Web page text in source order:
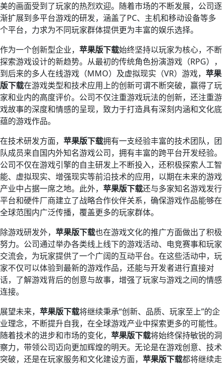
美的画面受到了玩家的热烈欢迎。随着市场的不断发展，公司逐
渐扩展到多平台游戏的研发，涵盖了PC、主机和移动设备等多
个平台，力求为不同玩家群体提供更为丰富的娱乐选择。
作为一个创新型企业， 苹果版下载始终坚持以玩家为核心，不断
探索游戏设计的新趋势。从最初的传统角色扮演游戏（RPG），
到后来的多人在线游戏（MMO）及虚拟现实（VR）游戏， 苹果
版下载在游戏类型和技术应用上的创新可谓不断突破，赢得了玩
家和业内的高度评价。公司不仅注重游戏玩法的创新，还注重游
戏故事的深度和情感的呈现，致力于打造具有深刻内涵和文化底
蕴的游戏作品。
在技术研发方面， 苹果版下载拥有一支经验丰富的技术团队，团
队成员来自国内外知名游戏公司，拥有丰富的跨平台开发经验。
公司不仅在游戏引擎的自主研发上不断投入，还积极探索人工智
能、虚拟现实、增强现实等前沿技术的应用，以期在未来的游戏
产业中占据一席之地。此外， 苹果版下载还与多家知名游戏发行
平台和硬件厂商建立了战略合作伙伴关系，确保游戏作品能够在
全球范围内广泛传播，覆盖更多的玩家群体。
除游戏研发外， 苹果版下载也在游戏文化的推广方面做出了积极
努力。公司通过举办各类线上线下的游戏活动、电竞赛事和玩家
交流会，为玩家提供了一个广阔的互动平台。在这些活动中，玩
家不仅可以体验到最新的游戏作品，还能与开发者进行直接对
话，了解游戏背后的创意与故事，增强了玩家与游戏之间的情感
连接。
展望未来， 苹果版下载将继续秉承“创新、品质、玩家至上”的企
业理念，不断提升自我，在全球游戏产业中探索更多的可能性。
随着技术的进步和市场的变化， 苹果版下载将始终保持敏锐的洞
察力，带领公司迈向更加辉煌的明天。无论是在游戏创意、技术
突破，还是在玩家服务和文化建设方面， 苹果版下载都将继续走